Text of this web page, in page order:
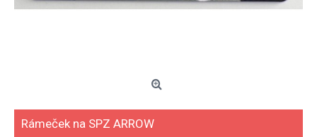
Rámeček na SPZ ARROW